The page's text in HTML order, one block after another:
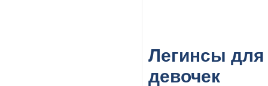
Легинсы для
девочек